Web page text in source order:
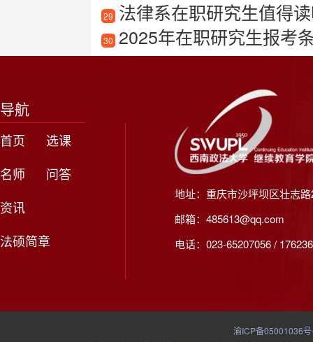
29 法律系在职研究生值得
30 2025年在职研究生报考
导航
首页
选课
名师
问答
资讯
法硕简章
地址：重庆市沙坪坝区壮志
邮箱：485613@qq.com
电话：023-65207056 /
渝ICP备05001036